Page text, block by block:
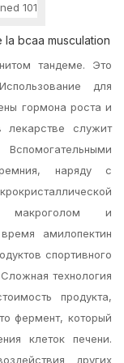
la bcaa musculation
тандеме. Это
для
гормона роста и
служит
наряду с
макроголом и
амилопектин
спортивного
технология
продукта,
фермент, который
клеток печени.
других